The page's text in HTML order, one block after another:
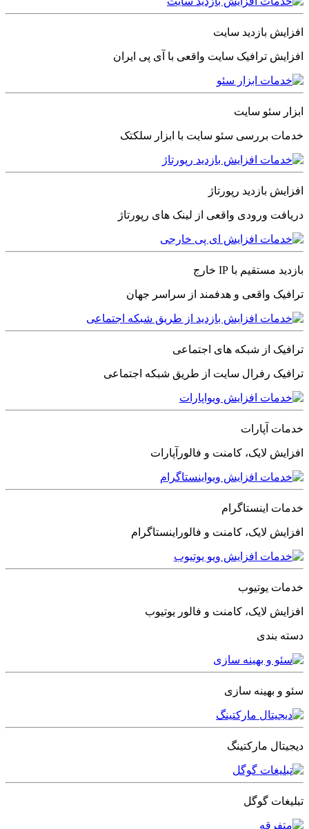
افزایش بازدید سایت
افزایش ترافیک سایت واقعی با آی پی ایران
ابزار سئو سایت
خدمات بررسی سئو سایت با ابزار سلکتک
افزایش بازدید رپورتاژ
دریافت ورودی واقعی از لینک های رپورتاژ
بازدید مستقیم با IP خارج
ترافیک واقعی و هدفمند از سراسر جهان
ترافیک از شبکه های اجتماعی
ترافیک رفرال سایت از طریق شبکه اجتماعی
خدمات آپارات
افزایش لایک، کامنت و فالورآپارات
خدمات اینستاگرام
افزایش لایک، کامنت و فالوراینستاگرام
خدمات یوتیوب
افزایش لایک، کامنت و فالور یوتیوب
دسته بندی
سئو و بهینه سازی
دیجیتال مارکتینگ
تبلیغات گوگل